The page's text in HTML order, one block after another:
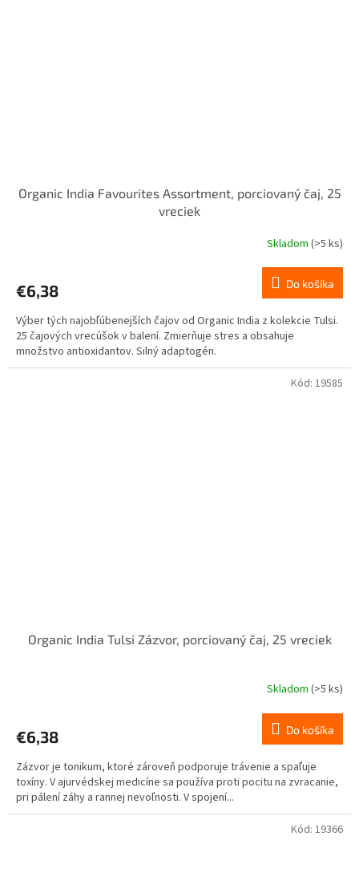
Organic India Favourites Assortment, porciovaný čaj, 25
vreciek
Skladom (>5 ks)
€6,38 Do košíka
Výber tých najobľúbenejších čajov od Organic India z kolekcie Tulsi.
25 čajových vrecúšok v balení. Zmierňuje stres a obsahuje
množstvo antioxidantov. Silný adaptogén.
Organic India Tulsi Zázvor, porciovaný čaj, 25 vreciek
Skladom (>5 ks)
€6,38 Do košíka
Zázvor je tonikum, ktoré zároveň podporuje trávenie a spaľuje
toxíny. V ajurvédskej medicíne sa používa proti pocitu na zvracanie,
pri pálení záhy a rannej nevoľnosti. V spojení...
Kód: 19585
Kód: 19366